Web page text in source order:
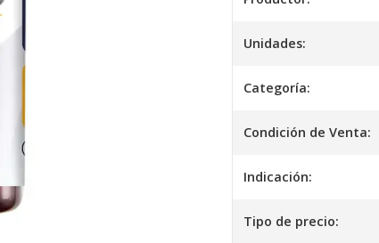
Unidades:
Categoría:
Condición de Venta:
Indicación:
Tipo de precio: